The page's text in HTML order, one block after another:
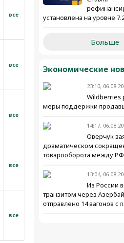
все
все
все
все
все
установлена на уровне
Больше
Экономические
23:10,
Wildberries
меры поддержки
14:17,
Оверчук
драматическом
товарооборота между
13:04,
Из России
транзитом через
отправлено 14 вагонов с